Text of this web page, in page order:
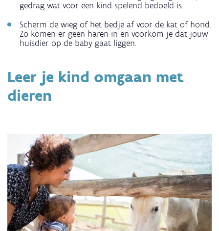
gedrag wat voor een kind spelend bedoeld is.
Scherm de wieg of het bedje af voor de kat of hond.
Zo komen er geen haren in en voorkom je dat jouw
huisdier op de baby gaat liggen.
Leer je kind omgaan met
dieren